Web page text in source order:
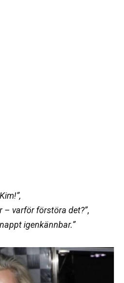
– varför förstöra det?”,
igenkännbar.”